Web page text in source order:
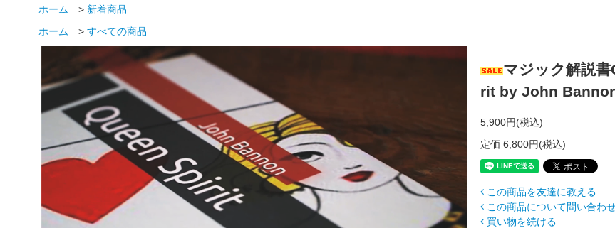
ホーム
> 新着商品
ホーム
>すべての商品
マジック解説
rit by John
5,900円(税込)
定価 6,800円(税込)
この商品を友達に教える
この商品について問い合わ
買い物を続ける